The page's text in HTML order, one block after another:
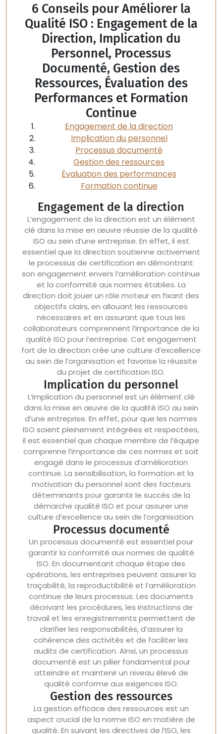
6 Conseils pour Améliorer la
Qualité ISO : Engagement de la
Direction, Implication du
Personnel, Processus
Documenté, Gestion des
Ressources, Évaluation des
Performances et Formation
Continue
Engagement de la direction
Implication du personnel
Processus documenté
Gestion des ressources
Évaluation des performances
Formation continue
Engagement de la direction
L’engagement de la direction est un élément
clé dans la mise en œuvre réussie de la qualité
ISO au sein d’une entreprise. En effet, il est
essentiel que la direction soutienne activement
le processus de certification en démontrant
son engagement envers l’amélioration continue
et la conformité aux normes établies. La
direction doit jouer un rôle moteur en fixant des
objectifs clairs, en allouant les ressources
nécessaires et en assurant que tous les
collaborateurs comprennent l’importance de la
qualité ISO pour l’entreprise. Cet engagement
fort de la direction crée une culture d’excellence
au sein de l’organisation et favorise la réussite
du projet de certification ISO.
Implication du personnel
L’implication du personnel est un élément clé
dans la mise en œuvre de la qualité ISO au sein
d’une entreprise. En effet, pour que les normes
ISO soient pleinement intégrées et respectées,
il est essentiel que chaque membre de l’équipe
comprenne l’importance de ces normes et soit
engagé dans le processus d’amélioration
continue. La sensibilisation, la formation et la
motivation du personnel sont des facteurs
déterminants pour garantir le succès de la
démarche qualité ISO et pour assurer une
culture d’excellence au sein de l’organisation.
Processus documenté
Un processus documenté est essentiel pour
garantir la conformité aux normes de qualité
ISO. En documentant chaque étape des
opérations, les entreprises peuvent assurer la
traçabilité, la reproductibilité et l’amélioration
continue de leurs processus. Les documents
décrivant les procédures, les instructions de
travail et les enregistrements permettent de
clarifier les responsabilités, d’assurer la
cohérence des activités et de faciliter les
audits de certification. Ainsi, un processus
documenté est un pilier fondamental pour
atteindre et maintenir un niveau élevé de
qualité conforme aux exigences ISO.
Gestion des ressources
La gestion efficace des ressources est un
aspect crucial de la norme ISO en matière de
qualité. En suivant les directives de l’ISO, les